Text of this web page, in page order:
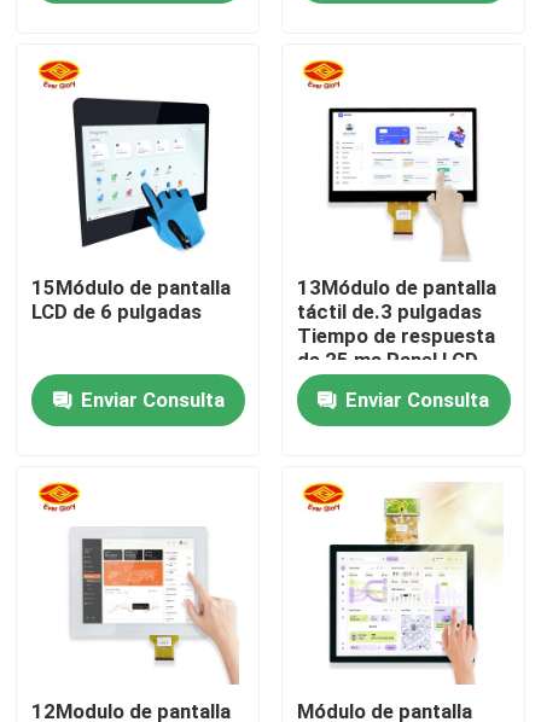
Productos
Videos
Sobre nosotros
Visita a la fábrica
Control de Calidad
Contacto
noticias
Solicitar una cotización
El panel de exhibición del tacto
15Módulo de pantalla
LCD de 6 pulgadas
Enviar Consulta
13Módulo de pantalla
táctil de.3 pulgadas
Tiempo de respuesta
de 25 ms Panel LCD
TFT
Enviar Consulta
12Modulo de pantalla Módulo de pantalla